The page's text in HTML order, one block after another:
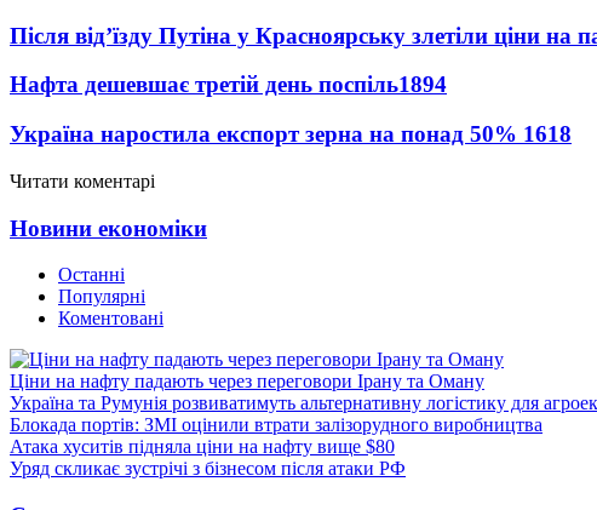
Після від’їзду Путіна у Красноярську злетіли ціни на
Нафта дешевшає третій день поспіль1894
Україна наростила експорт зерна на понад 50% 1618
Читати коментарі
Новини економіки
Останні
Популярні
Коментовані
Ціни на нафту падають через переговори Ірану та Оману
Україна та Румунія розвиватимуть альтернативну логістику для
Блокада портів: ЗМІ оцінили втрати залізорудного виробництва
Атака хуситів підняла ціни на нафту вище $80
Уряд скликає зустрічі з бізнесом після атаки РФ